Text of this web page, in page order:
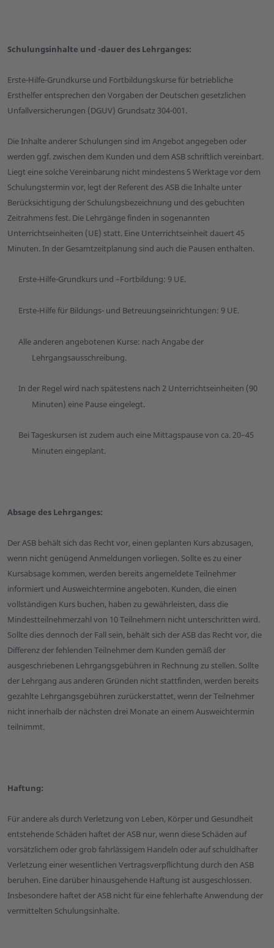
Schulungsinhalte und -dauer des Lehrganges:
Erste-Hilfe-Grundkurse und Fortbildungskurse für betriebliche
Ersthelfer entsprechen den Vorgaben der Deutschen gesetzlichen
Unfallversicherungen (DGUV) Grundsatz 304-001.
Die Inhalte anderer Schulungen sind im Angebot angegeben oder
werden ggf. zwischen dem Kunden und dem ASB schriftlich vereinbart.
Liegt eine solche Vereinbarung nicht mindestens 5 Werktage vor dem
Schulungstermin vor, legt der Referent des ASB die Inhalte unter
Berücksichtigung der Schulungsbezeichnung und des gebuchten
Zeitrahmens fest. Die Lehrgänge finden in sogenannten
Unterrichtseinheiten (UE) statt. Eine Unterrichtseinheit dauert 45
Minuten. In der Gesamtzeitplanung sind auch die Pausen enthalten.
Erste-Hilfe-Grundkurs und –Fortbildung: 9 UE.
Erste-Hilfe für Bildungs- und Betreuungseinrichtungen: 9 UE.
Alle anderen angebotenen Kurse: nach Angabe der
Lehrgangsausschreibung.
In der Regel wird nach spätestens nach 2 Unterrichtseinheiten (90
Minuten) eine Pause eingelegt.
Bei Tageskursen ist zudem auch eine Mittagspause von ca. 20–45
Minuten eingeplant.
Absage des Lehrganges:
Der ASB behält sich das Recht vor, einen geplanten Kurs abzusagen,
wenn nicht genügend Anmeldungen vorliegen. Sollte es zu einer
Kursabsage kommen, werden bereits angemeldete Teilnehmer
informiert und Ausweichtermine angeboten. Kunden, die einen
vollständigen Kurs buchen, haben zu gewährleisten, dass die
Mindestteilnehmerzahl von 10 Teilnehmern nicht unterschritten wird.
Sollte dies dennoch der Fall sein, behält sich der ASB das Recht vor, die
Differenz der fehlenden Teilnehmer dem Kunden gemäß der
ausgeschriebenen Lehrgangsgebühren in Rechnung zu stellen. Sollte
der Lehrgang aus anderen Gründen nicht stattfinden, werden bereits
gezahlte Lehrgangsgebühren zurückerstattet, wenn der Teilnehmer
nicht innerhalb der nächsten drei Monate an einem Ausweichtermin
teilnimmt.
Haftung:
Für andere als durch Verletzung von Leben, Körper und Gesundheit
entstehende Schäden haftet der ASB nur, wenn diese Schäden auf
vorsätzlichem oder grob fahrlässigem Handeln oder auf schuldhafter
Verletzung einer wesentlichen Vertragsverpflichtung durch den ASB
beruhen. Eine darüber hinausgehende Haftung ist ausgeschlossen.
Insbesondere haftet der ASB nicht für eine fehlerhafte Anwendung der
vermittelten Schulungsinhalte.